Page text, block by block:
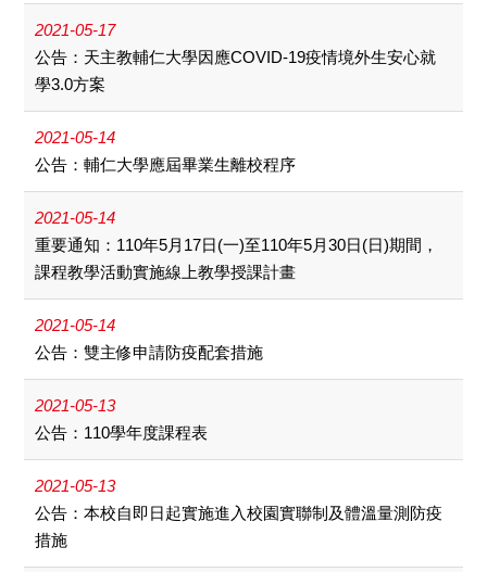
2021-05-17
公告：天主教輔仁大學因應COVID-19疫情境外生安心就
學3.0方案
2021-05-14
公告：輔仁大學應屆畢業生離校程序
2021-05-14
重要通知：110年5月17日(一)至110年5月30日(日)期間，
課程教學活動實施線上教學授課計畫
2021-05-14
公告：雙主修申請防疫配套措施
2021-05-13
公告：110學年度課程表
2021-05-13
公告：本校自即日起實施進入校園實聯制及體溫量測防疫
措施